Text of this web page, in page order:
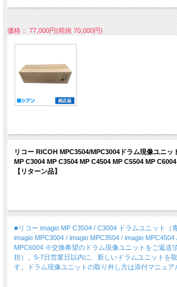
価格： 77,000円(税抜 70,000円)
リコー RICOH MPC3504/MPC3004ドラム現像ユニ
MP C3004 MP C3504 MP C4504 MP C5504 MP
【リターン品】
■リコー imagio MP C3504 / C3004 ドラムユニット（
imagio MPC3004 / imagio MPC3504 / imagio
MPC6004 ※交換希望のドラム現像ユニットをご返送
担）。5-7日営業日以内に、新しいドラムユニットを
す。ドラム現像ユニットの取り外し方は添付マニュア